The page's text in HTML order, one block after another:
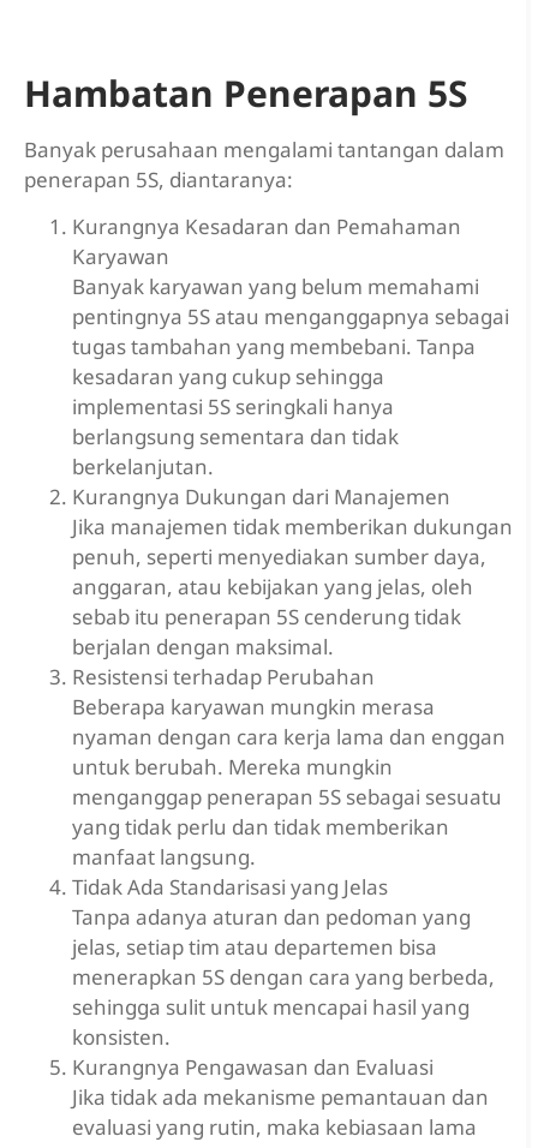
Hambatan Penerapan 5S
Banyak perusahaan mengalami tantangan dalam
penerapan 5S, diantaranya:
Kurangnya Kesadaran dan Pemahaman
Karyawan
Banyak karyawan yang belum memahami
pentingnya 5S atau menganggapnya sebagai
tugas tambahan yang membebani. Tanpa
kesadaran yang cukup sehingga
implementasi 5S seringkali hanya
berlangsung sementara dan tidak
berkelanjutan.
Kurangnya Dukungan dari Manajemen
Jika manajemen tidak memberikan dukungan
penuh, seperti menyediakan sumber daya,
anggaran, atau kebijakan yang jelas, oleh
sebab itu penerapan 5S cenderung tidak
berjalan dengan maksimal.
Resistensi terhadap Perubahan
Beberapa karyawan mungkin merasa
nyaman dengan cara kerja lama dan enggan
untuk berubah. Mereka mungkin
menganggap penerapan 5S sebagai sesuatu
yang tidak perlu dan tidak memberikan
manfaat langsung.
Tidak Ada Standarisasi yang Jelas
Tanpa adanya aturan dan pedoman yang
jelas, setiap tim atau departemen bisa
menerapkan 5S dengan cara yang berbeda,
sehingga sulit untuk mencapai hasil yang
konsisten.
Kurangnya Pengawasan dan Evaluasi
Jika tidak ada mekanisme pemantauan dan
evaluasi yang rutin, maka kebiasaan lama